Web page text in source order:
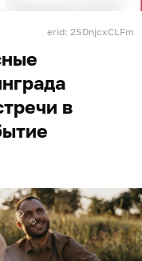
erid: 2SDnjcxCLFm
в